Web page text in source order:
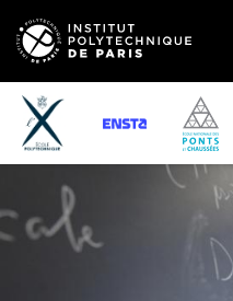
Bienvenue
sur